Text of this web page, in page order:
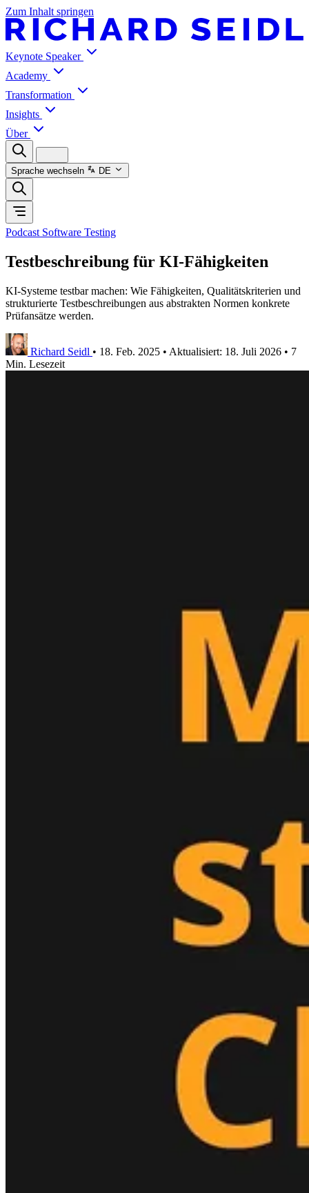
Zum Inhalt springen
Keynote Speaker
Academy
Transformation
Insights
Über
Sprache wechseln DE
Podcast Software Testing
Testbeschreibung für KI-Fähigkeiten
KI-Systeme testbar machen: Wie Fähigkeiten, Qualitätskriterien und
strukturierte Testbeschreibungen aus abstrakten Normen konkrete
Prüfansätze werden.
Richard Seidl • 18. Feb. 2025 • Aktualisiert: 18. Juli 2026 • 7
Min. Lesezeit